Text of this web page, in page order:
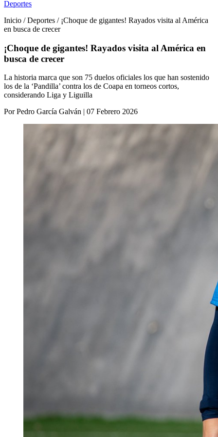
Deportes
Inicio / Deportes / ¡Choque de gigantes! Rayados visita al América
en busca de crecer
¡Choque de gigantes! Rayados visita al América en
busca de crecer
La historia marca que son 75 duelos oficiales los que han sostenido
los de la ‘Pandilla’ contra los de Coapa en torneos cortos,
considerando Liga y Liguilla
Por Pedro García Galván | 07 Febrero 2026